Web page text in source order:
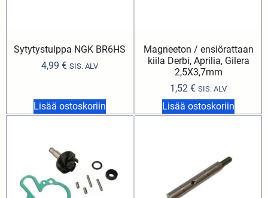
Sytytystulppa NGK BR6HS
4,99 € SIS. ALV
Lisää ostoskoriin
Magneeton / ensiörattaan
kiila Derbi, Aprilia, Gilera
2,5X3,7mm
1,52 € SIS. ALV
Lisää ostoskoriin